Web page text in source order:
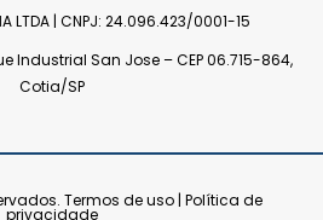
LTDA | CNPJ: 24.096.423/0001-15
Industrial San Jose – CEP 06.715-864,
Cotia/SP
Termos de uso | Política de
privacidade